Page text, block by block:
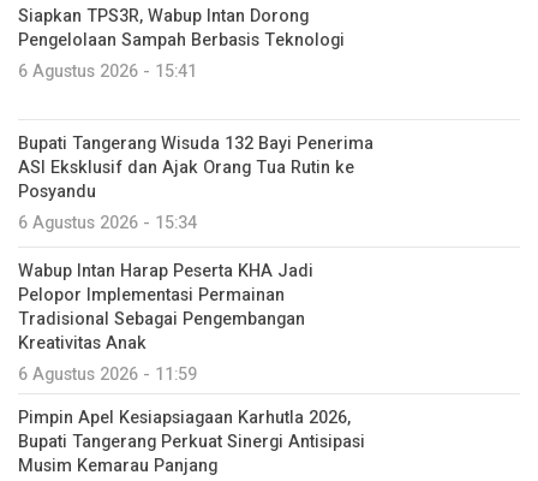
Siapkan TPS3R, Wabup Intan Dorong
Pengelolaan Sampah Berbasis Teknologi
6 Agustus 2026 - 15:41
Bupati Tangerang Wisuda 132 Bayi Penerima
ASI Eksklusif dan Ajak Orang Tua Rutin ke
Posyandu
6 Agustus 2026 - 15:34
Wabup Intan Harap Peserta KHA Jadi
Pelopor Implementasi Permainan
Tradisional Sebagai Pengembangan
Kreativitas Anak
6 Agustus 2026 - 11:59
Pimpin Apel Kesiapsiagaan Karhutla 2026,
Bupati Tangerang Perkuat Sinergi Antisipasi
Musim Kemarau Panjang